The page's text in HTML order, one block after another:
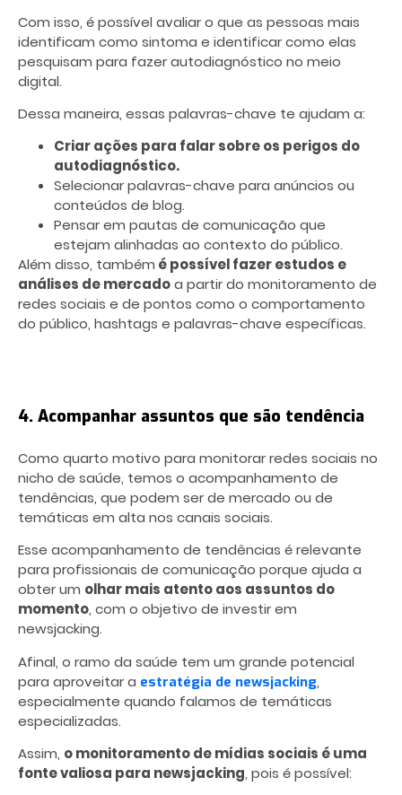
Com isso, é possível avaliar o que as pessoas mais
identificam como sintoma e identificar como elas
pesquisam para fazer autodiagnóstico no meio
digital.
Dessa maneira, essas palavras-chave te ajudam a:
Criar ações para falar sobre os perigos do
autodiagnóstico.
Selecionar palavras-chave para anúncios ou
conteúdos de blog.
Pensar em pautas de comunicação que
estejam alinhadas ao contexto do público.
Além disso, também é possível fazer estudos e
análises de mercadoa partir do monitoramento de
redes sociais e de pontos como o comportamento
do público, hashtags e palavras-chave específicas.
4. Acompanhar assuntos que são tendência
Como quarto motivo para monitorar redes sociais no
nicho de saúde, temos o acompanhamento de
tendências, que podem ser de mercado ou de
temáticas em alta nos canais sociais.
Esse acompanhamento de tendências é relevante
para profissionais de comunicação porque ajuda a
obter um olhar mais atento aos assuntos do
momento, com o objetivo de investir em
newsjacking.
Afinal, o ramo da saúde tem um grande potencial
para aproveitar a estratégia de newsjacking,
especialmente quando falamos de temáticas
especializadas.
Assim, o monitoramento de mídias sociais é uma
fonte valiosa para newsjacking, pois é possível: